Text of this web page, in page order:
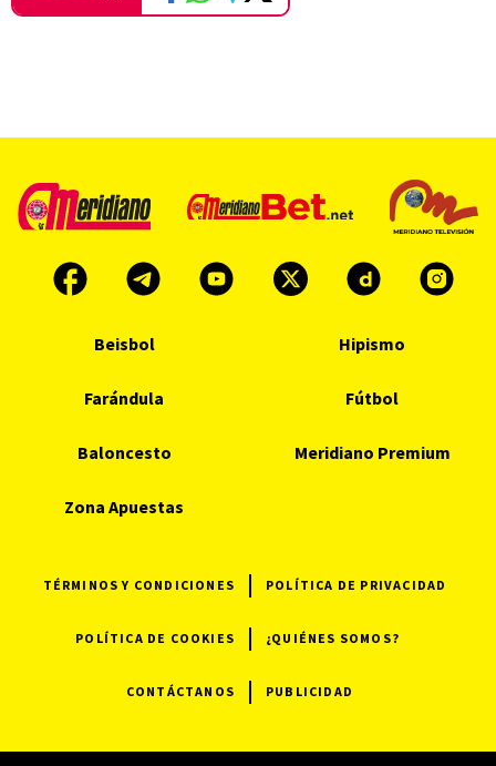
Beisbol Hipismo
Farándula Fútbol
Baloncesto Meridiano Premium
Zona Apuestas
TÉRMINOS Y CONDICIONES POLÍTICA DE PRIVACIDAD
POLÍTICA DE COOKIES ¿QUIÉNES SOMOS?
CONTÁCTANOS PUBLICIDAD